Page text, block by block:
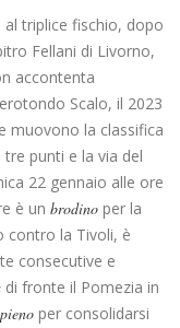
triplice fischio, dopo
Fellani di Livorno,
accontenta
Scalo, il 2023
muovono la classifica
punti e la via del
22 gennaio alle ore
è un brodino per la
contro la Tivoli, è
consecutive e
di fronte il Pomezia in
per consolidarsi